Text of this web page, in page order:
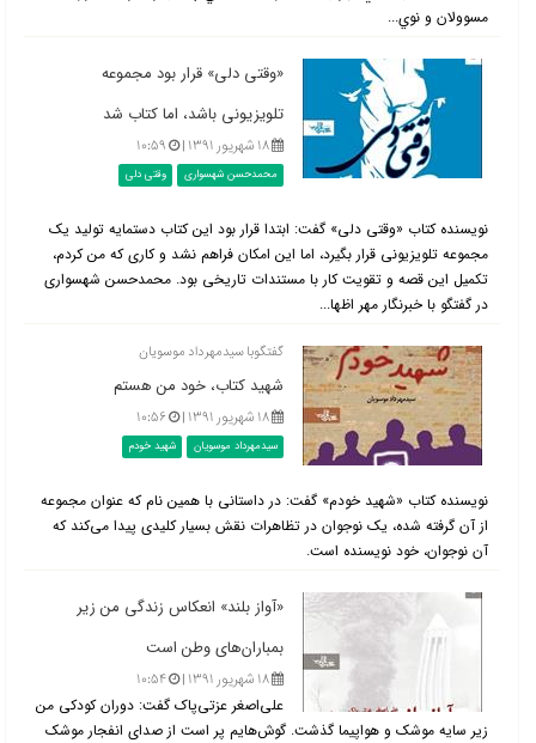
مسوولان و نوي...
«وقتی دلی» قرار بود مجموعه
تلویزیونی باشد، اما کتاب شد
۱۸ شهریور ۱۳۹۱ | ۱۰:۵۹
محمدحسن شهسواری وقتی دلی
نویسنده کتاب «وقتی دلی» گفت: ابتدا قرار بود این کتاب دستمایه تولید یک
مجموعه تلویزیونی قرار بگیرد، اما این امکان فراهم نشد و کاری که من کردم،
تکمیل این قصه و تقویت کار با مستندات تاریخی بود. محمدحسن شهسواری
در گفتگو با خبرنگار مهر اظها...
گفتگوبا سیدمهرداد موسویان
شهید کتاب، خود من هستم
۱۸ شهریور ۱۳۹۱ | ۱۰:۵۶
سیدمهرداد موسویان شهید خودم
نویسنده کتاب «شهید خودم» گفت: در داستانی با همین نام که عنوان مجموعه
از آن گرفته شده، یک نوجوان در تظاهرات نقش بسیار کلیدی پیدا می‌کند که
آن نوجوان، خود نویسنده است.
«آواز بلند» انعکاس زندگی من زیر
بمباران‌های وطن است
۱۸ شهریور ۱۳۹۱ | ۱۰:۵۴
علی‌اصغر عزتی‌پاک گفت: دوران کودکی من
زیر سایه‌‌ موشک و هواپیما گذشت. گوش‌هایم پر است از صدای انفجار موشک